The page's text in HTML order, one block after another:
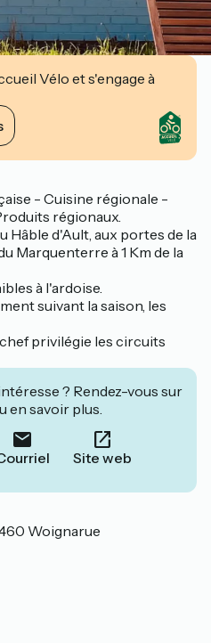
Vélo et s'engage à
- Cuisine régionale -
régionaux.
Hâble d'Ault, aux portes de la
Marquenterre à 1 Km de la
à l'ardoise.
suivant la saison, les
privilégie les circuits
? Rendez-vous sur
en savoir plus.
Site web
Woignarue